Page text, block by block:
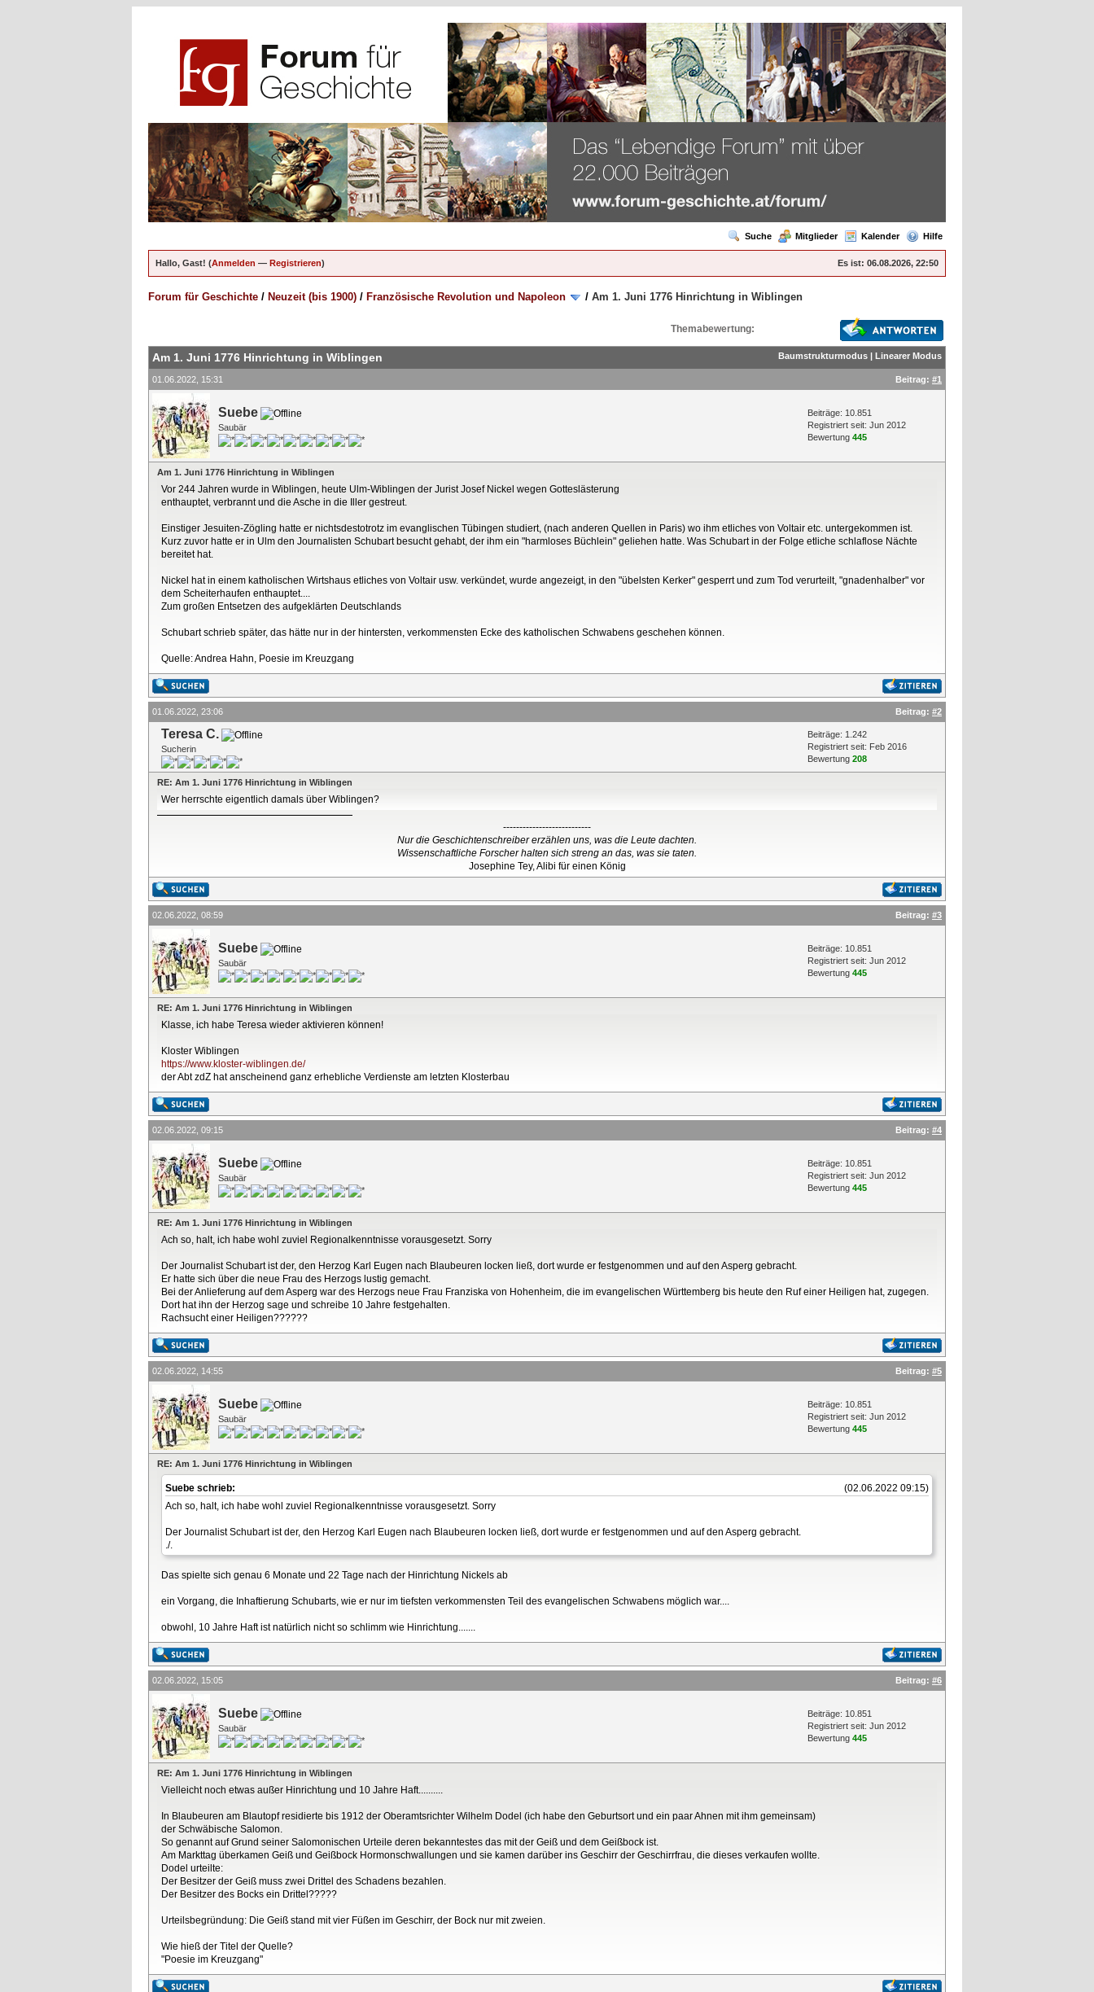
Suche Mitglieder Kalender Hilfe
Es ist: 06.08.2026, 22:50
Hallo, Gast! (Anmelden — Registrieren)
Forum für Geschichte / Neuzeit (bis 1900) / Französische Revolution und Napoleon / Am 1. Juni 1776 Hinrichtung in Wiblingen
Themabewertung:
Baumstrukturmodus | Linearer Modus
Am 1. Juni 1776 Hinrichtung in Wiblingen
01.06.2022, 15:31 Beitrag: #1
Suebe
Saubär
Beiträge: 10.851
Registriert seit: Jun 2012
Bewertung 445
Am 1. Juni 1776 Hinrichtung in Wiblingen
Vor 244 Jahren wurde in Wiblingen, heute Ulm-Wiblingen der Jurist Josef Nickel wegen Gotteslästerung
enthauptet, verbrannt und die Asche in die Iller gestreut.
Einstiger Jesuiten-Zögling hatte er nichtsdestotrotz im evanglischen Tübingen studiert, (nach anderen Quellen in Paris) wo ihm etliches von Voltair etc. untergekommen ist.
Kurz zuvor hatte er in Ulm den Journalisten Schubart besucht gehabt, der ihm ein "harmloses Büchlein" geliehen hatte. Was Schubart in der Folge etliche schlaflose Nächte
bereitet hat.
Nickel hat in einem katholischen Wirtshaus etliches von Voltair usw. verkündet, wurde angezeigt, in den "übelsten Kerker" gesperrt und zum Tod verurteilt, "gnadenhalber" vor
dem Scheiterhaufen enthauptet....
Zum großen Entsetzen des aufgeklärten Deutschlands
Schubart schrieb später, das hätte nur in der hintersten, verkommensten Ecke des katholischen Schwabens geschehen können.
Quelle: Andrea Hahn, Poesie im Kreuzgang
01.06.2022, 23:06 Beitrag: #2
Teresa C.
Sucherin
Beiträge: 1.242
Registriert seit: Feb 2016
Bewertung 208
RE: Am 1. Juni 1776 Hinrichtung in Wiblingen
Wer herrschte eigentlich damals über Wiblingen?
---------------------------
Nur die Geschichtenschreiber erzählen uns, was die Leute dachten.
Wissenschaftliche Forscher halten sich streng an das, was sie taten.
Josephine Tey, Alibi für einen König
02.06.2022, 08:59 Beitrag: #3
Suebe
Saubär
Beiträge: 10.851
Registriert seit: Jun 2012
Bewertung 445
RE: Am 1. Juni 1776 Hinrichtung in Wiblingen
Klasse, ich habe Teresa wieder aktivieren können!
Kloster Wiblingen
https://www.kloster-wiblingen.de/
der Abt zdZ hat anscheinend ganz erhebliche Verdienste am letzten Klosterbau
02.06.2022, 09:15 Beitrag: #4
Suebe
Saubär
Beiträge: 10.851
Registriert seit: Jun 2012
Bewertung 445
RE: Am 1. Juni 1776 Hinrichtung in Wiblingen
Ach so, halt, ich habe wohl zuviel Regionalkenntnisse vorausgesetzt. Sorry
Der Journalist Schubart ist der, den Herzog Karl Eugen nach Blaubeuren locken ließ, dort wurde er festgenommen und auf den Asperg gebracht.
Er hatte sich über die neue Frau des Herzogs lustig gemacht.
Bei der Anlieferung auf dem Asperg war des Herzogs neue Frau Franziska von Hohenheim, die im evangelischen Württemberg bis heute den Ruf einer Heiligen hat, zugegen.
Dort hat ihn der Herzog sage und schreibe 10 Jahre festgehalten.
Rachsucht einer Heiligen??????
02.06.2022, 14:55 Beitrag: #5
Suebe
Saubär
Beiträge: 10.851
Registriert seit: Jun 2012
Bewertung 445
RE: Am 1. Juni 1776 Hinrichtung in Wiblingen
(02.06.2022 09:15)
Suebe schrieb:
Ach so, halt, ich habe wohl zuviel Regionalkenntnisse vorausgesetzt. Sorry
Der Journalist Schubart ist der, den Herzog Karl Eugen nach Blaubeuren locken ließ, dort wurde er festgenommen und auf den Asperg gebracht.
./.
Das spielte sich genau 6 Monate und 22 Tage nach der Hinrichtung Nickels ab
ein Vorgang, die Inhaftierung Schubarts, wie er nur im tiefsten verkommensten Teil des evangelischen Schwabens möglich war....
obwohl, 10 Jahre Haft ist natürlich nicht so schlimm wie Hinrichtung.......
02.06.2022, 15:05 Beitrag: #6
Suebe
Saubär
Beiträge: 10.851
Registriert seit: Jun 2012
Bewertung 445
RE: Am 1. Juni 1776 Hinrichtung in Wiblingen
Vielleicht noch etwas außer Hinrichtung und 10 Jahre Haft..........
In Blaubeuren am Blautopf residierte bis 1912 der Oberamtsrichter Wilhelm Dodel (ich habe den Geburtsort und ein paar Ahnen mit ihm gemeinsam)
der Schwäbische Salomon.
So genannt auf Grund seiner Salomonischen Urteile deren bekanntestes das mit der Geiß und dem Geißbock ist.
Am Markttag überkamen Geiß und Geißbock Hormonschwallungen und sie kamen darüber ins Geschirr der Geschirrfrau, die dieses verkaufen wollte.
Dodel urteilte:
Der Besitzer der Geiß muss zwei Drittel des Schadens bezahlen.
Der Besitzer des Bocks ein Drittel?????
Urteilsbegründung: Die Geiß stand mit vier Füßen im Geschirr, der Bock nur mit zweien.
Wie hieß der Titel der Quelle?
"Poesie im Kreuzgang"